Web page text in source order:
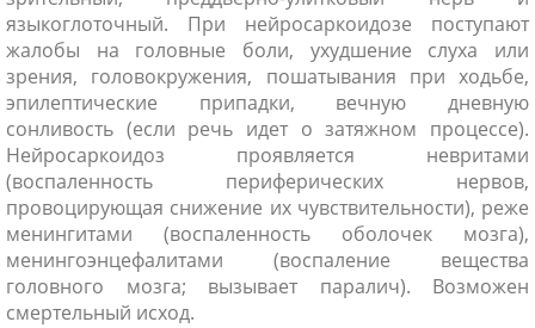
языкоглоточный. При нейросаркоидозе поступают
жалобы на головные боли, ухудшение слуха или
зрения, головокружения, пошатывания при ходьбе,
эпилептические припадки, вечную дневную
сонливость (если речь идет о затяжном процессе).
Нейросаркоидоз проявляется невритами
(воспаленность периферических нервов,
провоцирующая снижение их чувствительности), реже
менингитами (воспаленность оболочек мозга),
менингоэнцефалитами (воспаление вещества
головного мозга; вызывает паралич). Возможен
смертельный исход.